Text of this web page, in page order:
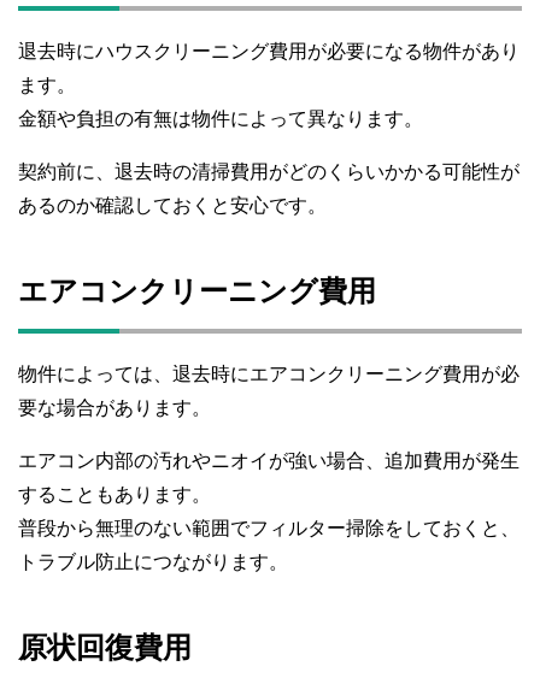
退去時にハウスクリーニング費用が必要になる物件があり
ます。
金額や負担の有無は物件によって異なります。
契約前に、退去時の清掃費用がどのくらいかかる可能性が
あるのか確認しておくと安心です。
エアコンクリーニング費用
物件によっては、退去時にエアコンクリーニング費用が必
要な場合があります。
エアコン内部の汚れやニオイが強い場合、追加費用が発生
することもあります。
普段から無理のない範囲でフィルター掃除をしておくと、
トラブル防止につながります。
原状回復費用